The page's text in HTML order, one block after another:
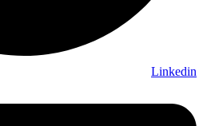
Linkedin